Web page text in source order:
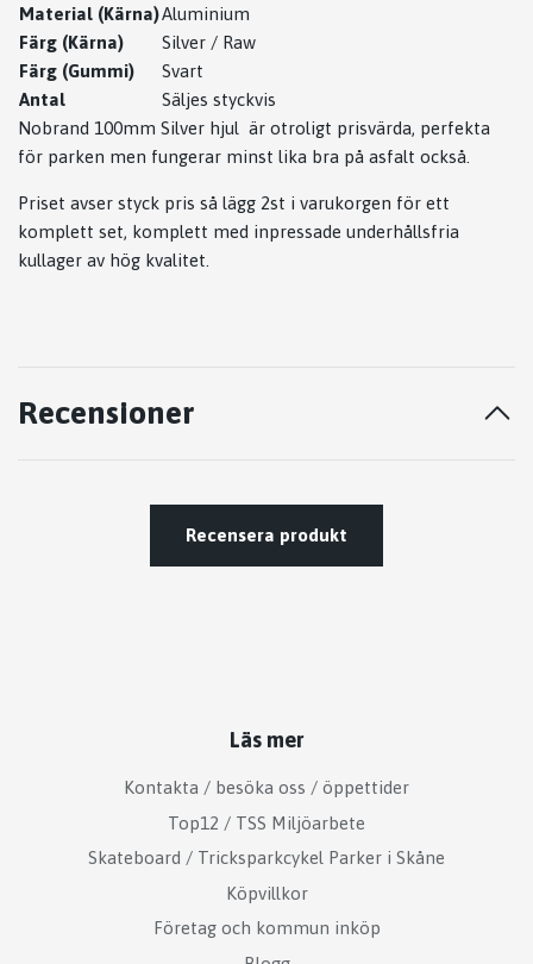
Material (Kärna)Aluminium
Färg (Kärna)
Silver / Raw
Färg (Gummi)
Svart
Antal
Säljes styckvis
Nobrand 100mm Silver hjul är otroligt prisvärda, perfekta
för parken men fungerar minst lika bra på asfalt också.
Priset avser styck pris så lägg 2st i varukorgen för ett
komplett set, komplett med inpressade underhållsfria
kullager av hög kvalitet.
Recensioner
Recensera produkt
Läs mer
Kontakta / besöka oss / öppettider
Top12 / TSS Miljöarbete
Skateboard / Tricksparkcykel Parker i Skåne
Köpvillkor
Företag och kommun inköp